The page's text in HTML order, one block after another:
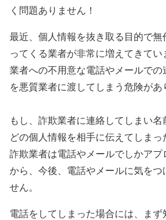
く問題ありません！
最近、個人情報を抜き取る目的で
ってくる業者が非常に増えてきてい
業者への不用意な電話やメールでの
を悪質業者に渡してしまう危険があ
もし、詐欺業者に連絡してしまい
どの個人情報を相手に伝えてしま
詐欺業者は電話やメールでしかア
から、今後、電話やメールに気をつ
せん。
電話をしてしまった場合には、ま